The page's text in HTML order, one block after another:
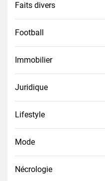
Faits divers
Football
Immobilier
Juridique
Lifestyle
Mode
Nécrologie